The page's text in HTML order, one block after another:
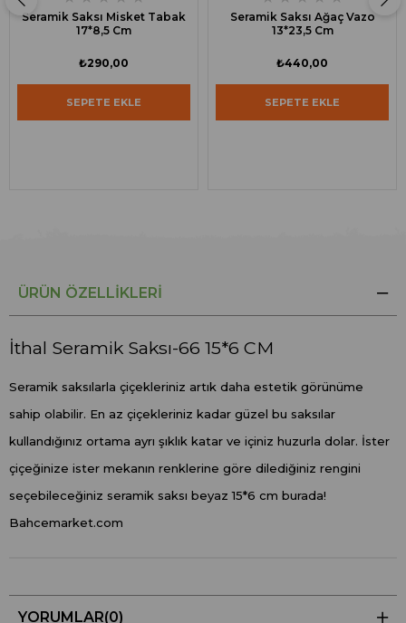
Seramik Saksı Misket Tabak
17*8,5 Cm
₺290,00
SEPETE EKLE
Seramik Saksı Ağaç Vazo
13*23,5 Cm
₺440,00
SEPETE EKLE
ÜRÜN ÖZELLIKLERI
İthal Seramik Saksı-66 15*6 CM
Seramik saksılarla çiçekleriniz artık daha estetik görünüme
sahip olabilir. En az çiçekleriniz kadar güzel bu saksılar
kullandığınız ortama ayrı şıklık katar ve içiniz huzurla dolar. İster
çiçeğinize ister mekanın renklerine göre dilediğiniz rengini
seçebileceğiniz seramik saksı beyaz 15*6 cm burada!
Bahcemarket.com
YORUMLAR(0)